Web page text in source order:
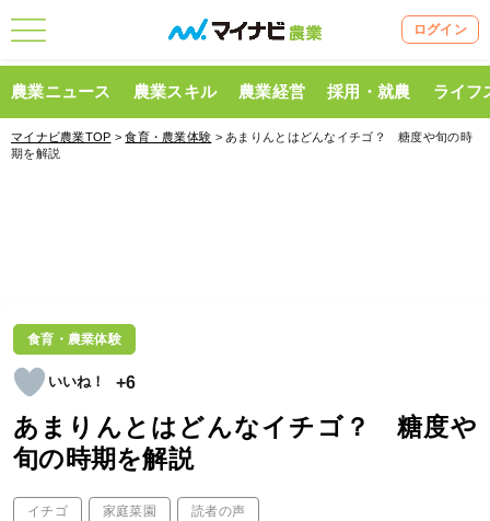
ログイン
農業ニュース 農業スキル 農業経営 採用・就農 ライフ
マイナビ農業TOP >食育・農業体験 > あまりんとはどんなイチゴ？ 糖度や旬の時
期を解説
食育・農業体験
+6
あまりんとはどんなイチゴ？ 糖度や
旬の時期を解説
イチゴ 家庭菜園 読者の声